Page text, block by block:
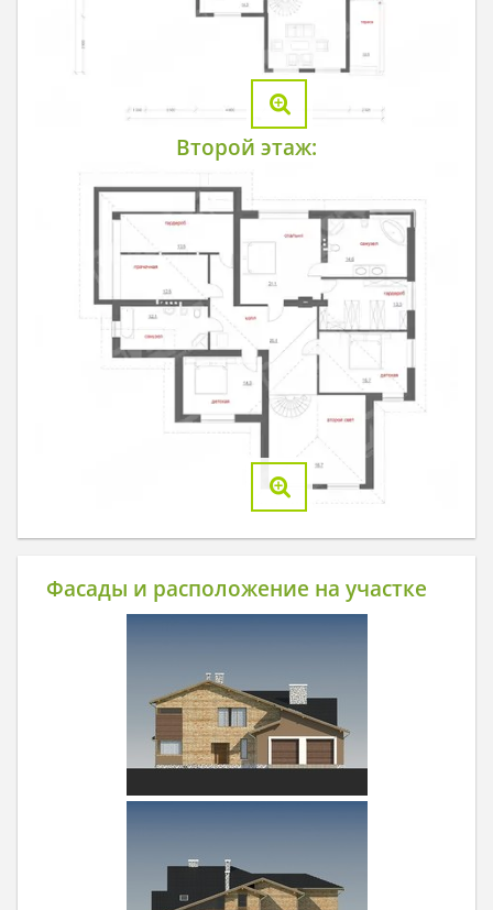
Второй этаж:
Фасады и расположение на участке